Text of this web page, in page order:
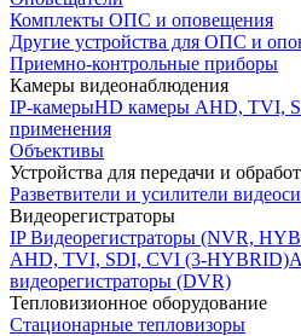
Комплекты ОПС и оповещения
Другие устройства для ОПС и
Приемно-контрольные приборы
Камеры видеонаблюдения
IP-камерыHD камеры AHD, TVI,
применения
Объективы
Устройства для передачи и
Разветвители и усилители
Видеорегистраторы
IP Видеорегистраторы (NVR,
AHD, TVI, SDI, CVI (3-HYBRID)
видеорегистраторы (DVR)
Тепловизионное оборудование
Стационарные тепловизоры